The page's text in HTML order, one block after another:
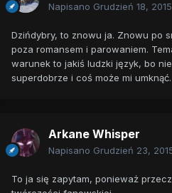
Napisano Grudzień 18, 2015
Dzińdybry, to znowu ja. Znowu po
poza romansem i parowaniem.
warunek to jakiś ludzki język, bo
superdobrze i coś może mi umknąć.
Arkane Whisper
Napisano Grudzień 23,
To ja się zapytam, ponieważ